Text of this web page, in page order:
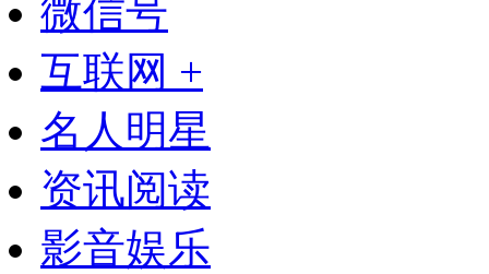
微信号
互联网 +
名人明星
资讯阅读
影音娱乐